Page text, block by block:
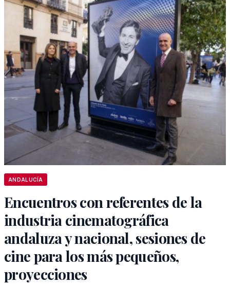
ANDALUCÍA
Encuentros con referentes de la
industria cinematográfica
andaluza y nacional, sesiones de
cine para los más pequeños,
proyecciones